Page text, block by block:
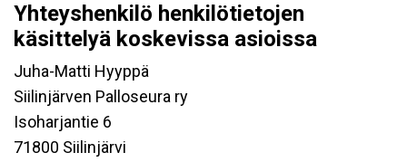
Yhteyshenkilö henkilötietojen
käsittelyä koskevissa asioissa
Juha-Matti Hyyppä
Siilinjärven Palloseura ry
Isoharjantie 6
71800 Siilinjärvi